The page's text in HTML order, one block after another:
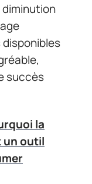
succès
la
un outil